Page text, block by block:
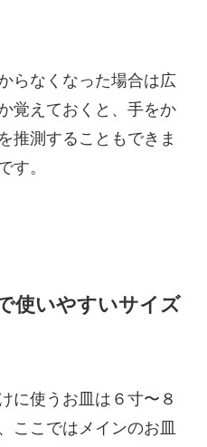
らなくなった場合は広
覚えておくと、手をか
推測することもできま
す。
使いやすいサイズ
に使うお皿は６寸〜８
ここではメインのお皿